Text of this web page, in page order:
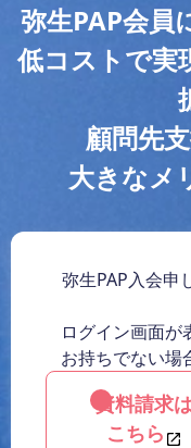
弥生PAP会員
低コストで実
顧問先
大きなメ
弥生PAP入会申
ログイン画面
お持ちでない場
資料請求
こちら